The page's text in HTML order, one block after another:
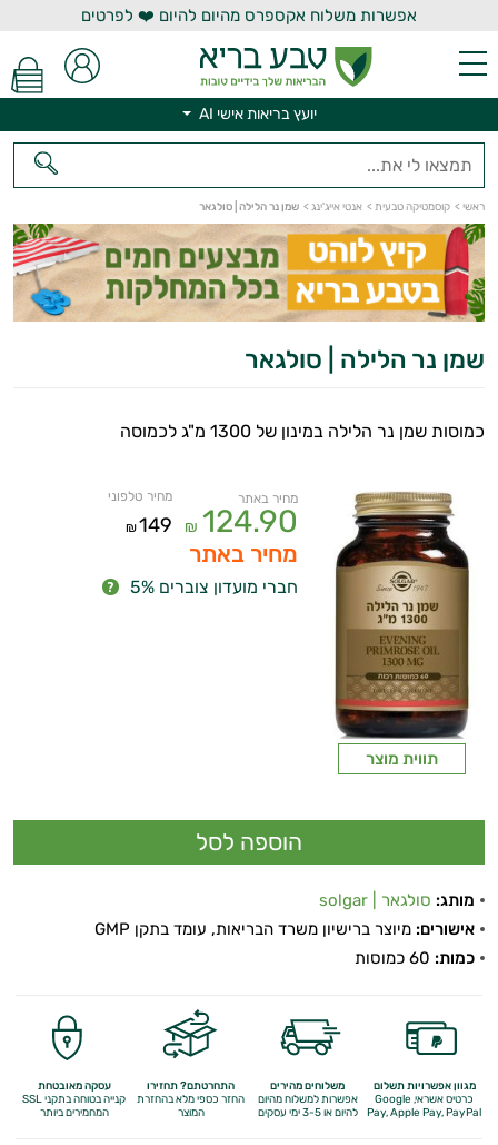
אפשרות משלוח אקספרס מהיום להיום ❤️ לפרטים
יועץ בריאות אישי AI
ראשי > קוסמטיקה טבעית > אנטי אייג'ינג > שמן נר הלילה | סולגאר
שמן נר הלילה | סולגאר
כמוסות שמן נר הלילה במינון של 1300 מ"ג לכמוסה
תווית מוצר
מחיר באתר
124.90
₪
מחיר טלפוני
149
₪
מחיר באתר
חברי מועדון צוברים 5%
מותג: סולגאר | solgar
אישורים: מיוצר ברישיון משרד הבריאות, עומד בתקן GMP
כמות:
מגוון אפשרויות תשלום
כרטיס אשראי, Google
Pay,Apple Pay, PayPal
משלוחים מהירים
אפשרות למשלוח מהיום
להיום או 3-5 ימי עסקים
התחרטתם? תחזירו
החזר כספי מלאבהחזרת
המוצר
עסקה מאובטחת
קנייה בטוחה בתקני SSL
המחמירים ביותר
יועץ בריאות אישי AI